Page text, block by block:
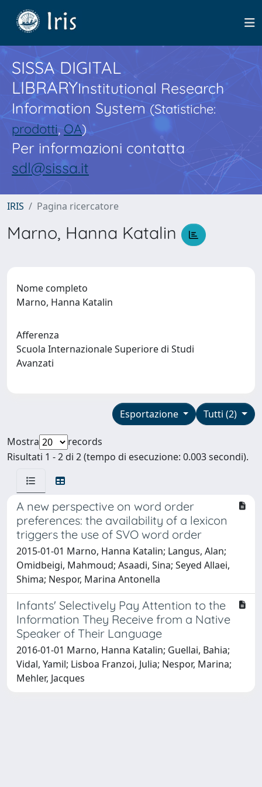
SISSA DIGITAL
LIBRARYInstitutional Research
Information System(Statistiche:
prodotti,OA)
Per informazioni contatta
sdl@sissa.it
IRIS Pagina ricercatore
Marno, Hanna Katalin
Nome completo
Marno, Hanna Katalin
Afferenza
Scuola Internazionale Superiore di Studi
Avanzati
Tutti (2)
Esportazione
Mostra
records
Risultati 1 - 2 di 2 (tempo di esecuzione: 0.003 secondi).
A new perspective on word order
preferences: the availability of a lexicon
triggers the use of SVO word order
2015-01-01 Marno, Hanna Katalin; Langus, Alan;
Omidbeigi, Mahmoud; Asaadi, Sina; Seyed Allaei,
Shima; Nespor, Marina Antonella
Infants' Selectively Pay Attention to the
Information They Receive from a Native
Speaker of Their Language
2016-01-01 Marno, Hanna Katalin; Guellai, Bahia;
Vidal, Yamil; Lisboa Franzoi, Julia; Nespor, Marina;
Mehler, Jacques